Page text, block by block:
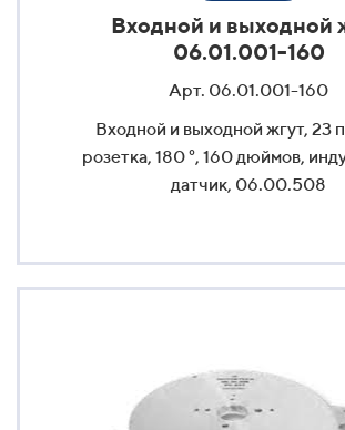
Входной и выходной
06.01.001-160
Арт. 06.01.001-160
Входной и выходной жгут, 23
розетка, 180 °, 160 дюймов,
датчик, 06.00.508